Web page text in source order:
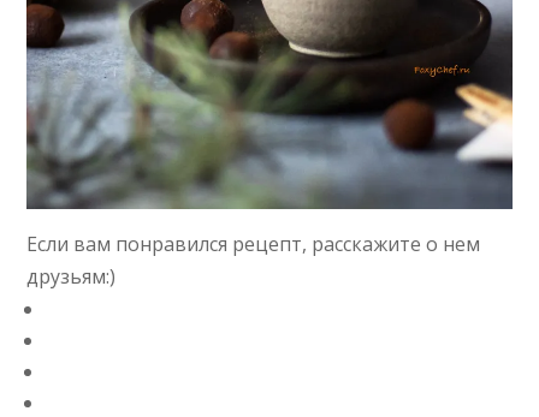
Если вам понравился рецепт, расскажите о нем
друзьям:)